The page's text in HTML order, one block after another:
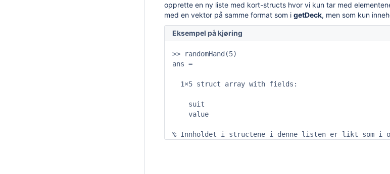
opprette en ny liste med kort-structs hvor vi kun tar med
med en vektor på samme format som i getDeck, men som kun
Eksempel på kjøring
>> randomHand(5)
ans =
  1×5 struct array with fields:
    suit
    value
% Innholdet i structene i denne listen er likt som i